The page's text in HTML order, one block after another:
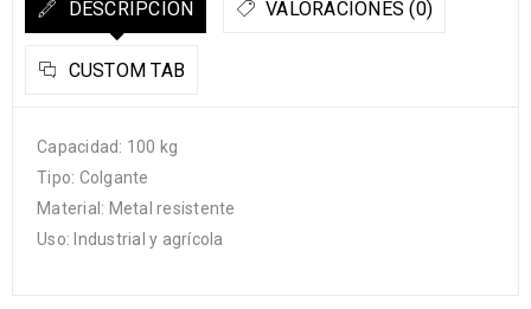
DESCRIPCIÓN VALORACIONES (0)
CUSTOM TAB
Capacidad: 100 kg
Tipo: Colgante
Material: Metal resistente
Uso: Industrial y agrícola